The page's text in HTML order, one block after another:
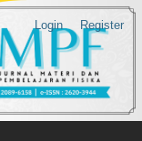
Login Register